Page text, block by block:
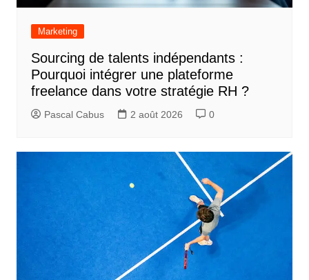
Marketing
Sourcing de talents indépendants :
Pourquoi intégrer une plateforme
freelance dans votre stratégie RH ?
Pascal Cabus 2 août 2026 0